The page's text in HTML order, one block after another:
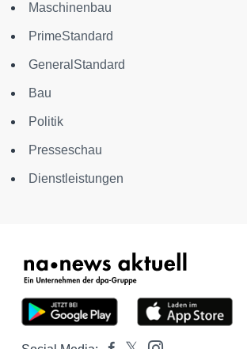
Maschinenbau
PrimeStandard
GeneralStandard
Bau
Politik
Presseschau
Dienstleistungen